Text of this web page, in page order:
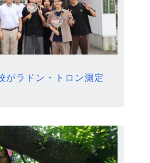
がラドン・トロン測定